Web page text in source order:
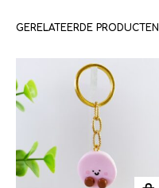
GERELATEERDE PRODUCTEN